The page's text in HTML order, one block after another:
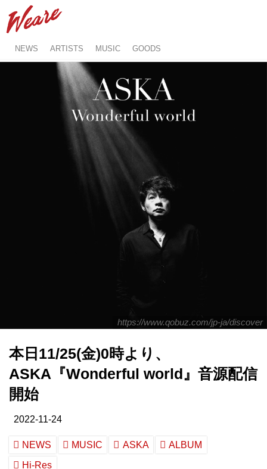
NEWS ARTISTS MUSIC GOODS
https://www.qobuz.com/jp-ja/discover
本日11/25(金)0時より、
ASKA『Wonderful world』音源配信
開始
2022-11-24
NEWS MUSIC ASKA
ALBUM
Hi-Res